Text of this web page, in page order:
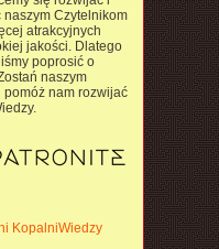
naszym Czytelnikom
atrakcyjnych
jakości. Dlatego
poprosić o
naszym
pomóż nam rozwijać
KopalniWiedzy